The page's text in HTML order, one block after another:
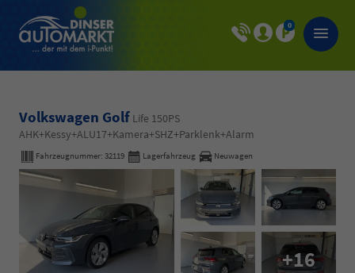
0
Volkswagen Golf Life 150PS
AHK+Kessy+ALU17+Kamera+SHZ+Parklenk+Alarm
Fahrzeugnummer: 32119 Lagerfahrzeug Neuwagen
+16